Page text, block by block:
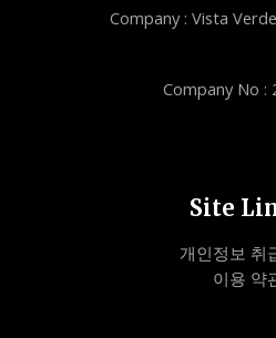
Company : Vista
Company No :
Site
개인정보 취
이용 약